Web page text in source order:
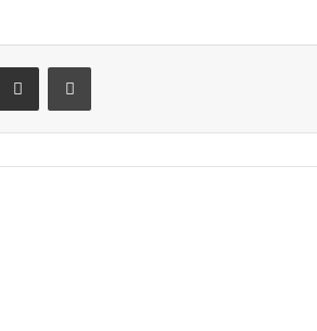
Compartir por correo electrónicoImprimir